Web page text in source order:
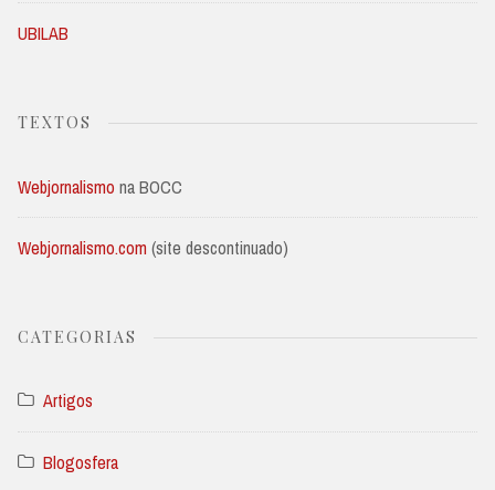
UBILAB
TEXTOS
Webjornalismo na BOCC
Webjornalismo.com (site descontinuado)
CATEGORIAS
Artigos
Blogosfera